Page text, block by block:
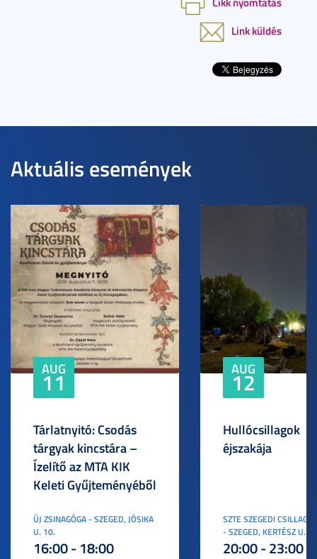
Link küldés
Aktuális események
AUG
11
Tárlatnyitó: Csodás
tárgyak kincstára –
Ízelítő az MTA KIK
Keleti Gyűjteményéből
ÚJ ZSINAGÓGA - SZEGED, JÓSIKA
U. 10.
16:00 - 18:00
AUG
12
Hullócsillagok
éjszakája
SZTE SZEGEDI
- SZEGED, KERTÉSZ U. 3.
20:00 - 23:00